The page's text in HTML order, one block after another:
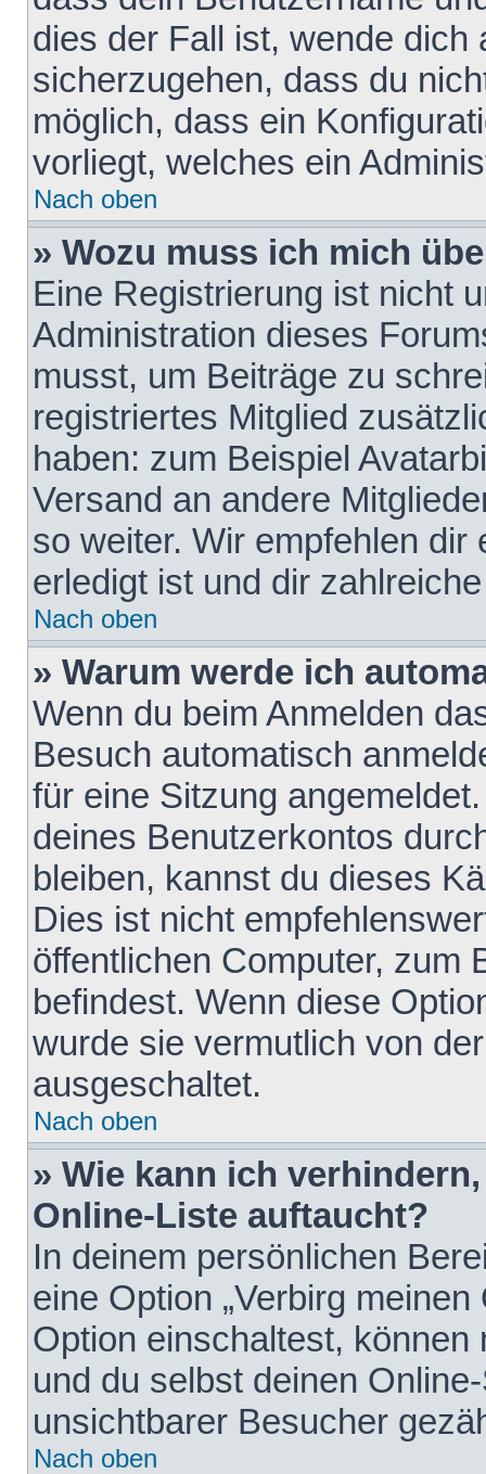
dies der Fall ist, wende dich
sicherzugehen, dass du
möglich, dass ein
vorliegt, welches ein
Nach oben
» Wozu muss ich mich
Eine Registrierung ist nicht
Administration dieses
musst, um Beiträge zu
registriertes Mitglied
haben: zum Beispiel
Versand an andere
so weiter. Wir empfehlen
erledigt ist und dir
Nach oben
» Warum werde ich
Wenn du beim Anmelden
Besuch automatisch
für eine Sitzung
deines Benutzerkontos
bleiben, kannst du dieses
Dies ist nicht
öffentlichen Computer, zum
befindest. Wenn diese
wurde sie vermutlich von
ausgeschaltet.
Nach oben
» Wie kann ich
Online-Liste auftaucht?
In deinem persönlichen
eine Option „Verbirg
Option einschaltest,
und du selbst deinen
unsichtbarer Besucher
Nach oben